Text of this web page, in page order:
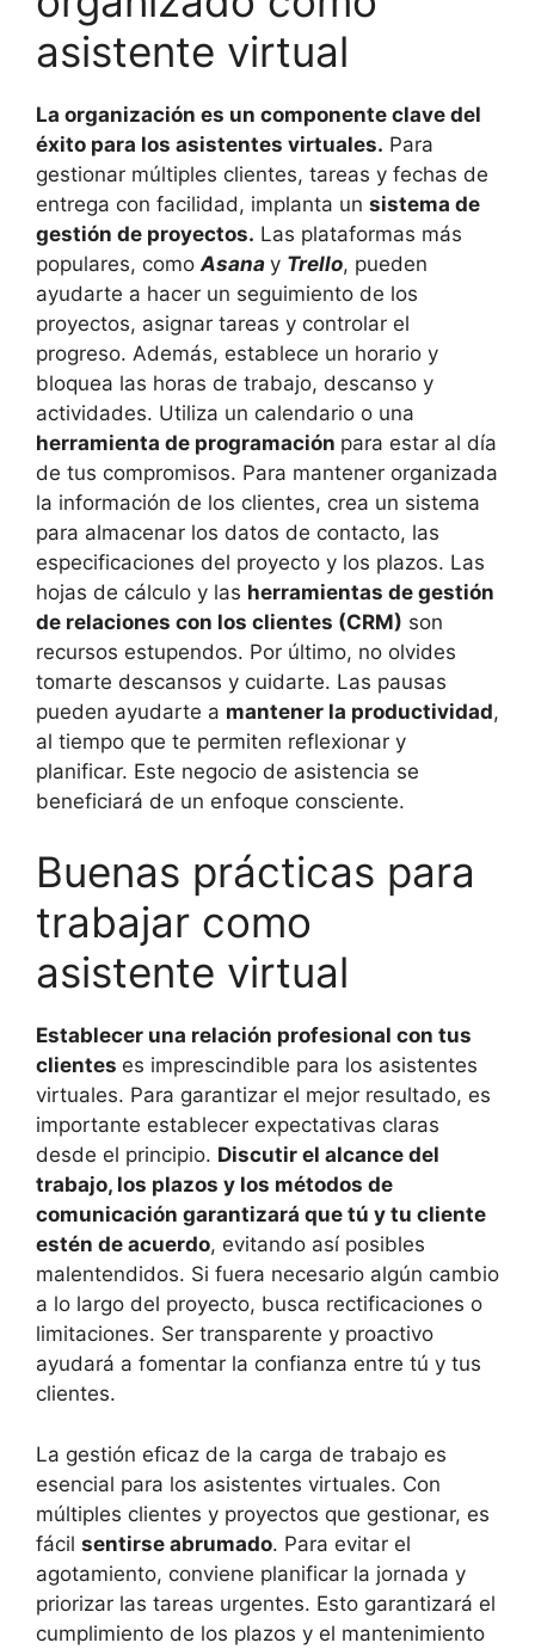
asistente virtual
La organización es un componente clave del
éxito para los asistentes virtuales. Para
gestionar múltiples clientes, tareas y fechas de
entrega con facilidad, implanta un sistema de
gestión de proyectos. Las plataformas más
populares, como Asana y Trello, pueden
ayudarte a hacer un seguimiento de los
proyectos, asignar tareas y controlar el
progreso. Además, establece un horario y
bloquea las horas de trabajo, descanso y
actividades. Utiliza un calendario o una
herramienta de programación para estar al día
de tus compromisos. Para mantener organizada
la información de los clientes, crea un sistema
para almacenar los datos de contacto, las
especificaciones del proyecto y los plazos. Las
hojas de cálculo y las herramientas de gestión
de relaciones con los clientes (CRM) son
recursos estupendos. Por último, no olvides
tomarte descansos y cuidarte. Las pausas
pueden ayudarte a mantener la productividad,
al tiempo que te permiten reflexionar y
planificar. Este negocio de asistencia se
beneficiará de un enfoque consciente.
Buenas prácticas para
trabajar como
asistente virtual
Establecer una relación profesional con tus
clientes es imprescindible para los asistentes
virtuales. Para garantizar el mejor resultado, es
importante establecer expectativas claras
desde el principio. Discutir el alcance del
trabajo, los plazos y los métodos de
comunicación garantizará que tú y tu cliente
estén de acuerdo, evitando así posibles
malentendidos. Si fuera necesario algún cambio
a lo largo del proyecto, busca rectificaciones o
limitaciones. Ser transparente y proactivo
ayudará a fomentar la confianza entre tú y tus
clientes.
La gestión eficaz de la carga de trabajo es
esencial para los asistentes virtuales. Con
múltiples clientes y proyectos que gestionar, es
fácil sentirse abrumado. Para evitar el
agotamiento, conviene planificar la jornada y
priorizar las tareas urgentes. Esto garantizará el
cumplimiento de los plazos y el mantenimiento